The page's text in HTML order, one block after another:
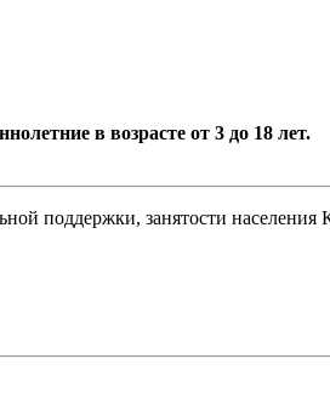
в возрасте от 3 до 18 лет.
поддержки, занятости населения